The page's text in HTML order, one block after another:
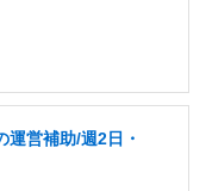
営補助/週2日・